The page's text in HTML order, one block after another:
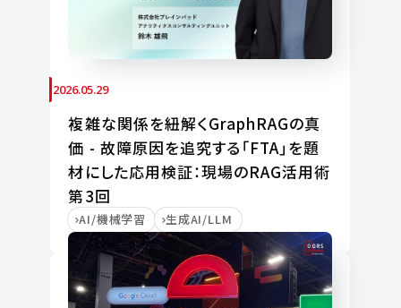
2026.05.29
複雑な関係を紐解くGraphRAGの真
価 - 故障原因を追究する「FTA」を題
材にした応用検証：現場のRAG活用術
第3回
AI/機械学習 生成AI/LLM